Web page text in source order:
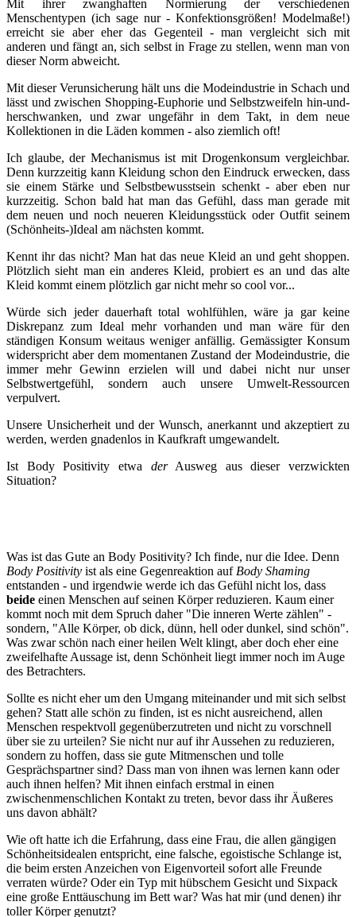
Mit ihrer zwanghaften Normierung der verschiedenen
Menschentypen (ich sage nur - Konfektionsgrößen! Modelmaße!)
erreicht sie aber eher das Gegenteil - man vergleicht sich mit
anderen und fängt an, sich selbst in Frage zu stellen, wenn man von
dieser Norm abweicht.
Mit dieser Verunsicherung hält uns die Modeindustrie in Schach und
lässt und zwischen Shopping-Euphorie und Selbstzweifeln hin-und-
herschwanken, und zwar ungefähr in dem Takt, in dem neue
Kollektionen in die Läden kommen - also ziemlich oft!
Ich glaube, der Mechanismus ist mit Drogenkonsum vergleichbar.
Denn kurzzeitig kann Kleidung schon den Eindruck erwecken, dass
sie einem Stärke und Selbstbewusstsein schenkt - aber eben nur
kurzzeitig. Schon bald hat man das Gefühl, dass man gerade mit
dem neuen und noch neueren Kleidungsstück oder Outfit seinem
(Schönheits-)Ideal am nächsten kommt.
Kennt ihr das nicht? Man hat das neue Kleid an und geht shoppen.
Plötzlich sieht man ein anderes Kleid, probiert es an und das alte
Kleid kommt einem plötzlich gar nicht mehr so cool vor...
Würde sich jeder dauerhaft total wohlfühlen, wäre ja gar keine
Diskrepanz zum Ideal mehr vorhanden und man wäre für den
ständigen Konsum weitaus weniger anfällig. Gemässigter Konsum
widerspricht aber dem momentanen Zustand der Modeindustrie, die
immer mehr Gewinn erzielen will und dabei nicht nur unser
Selbstwertgefühl, sondern auch unsere Umwelt-Ressourcen
verpulvert.
Unsere Unsicherheit und der Wunsch, anerkannt und akzeptiert zu
werden, werden gnadenlos in Kaufkraft umgewandelt.
Ist Body Positivity etwa derAusweg aus dieser verzwickten
Situation?
Was ist das Gute an Body Positivity? Ich finde, nur die Idee. Denn
Body Positivity ist als eine Gegenreaktion auf Body Shaming
entstanden - und irgendwie werde ich das Gefühl nicht los, dass
beide einen Menschen auf seinen Körper reduzieren. Kaum einer
kommt noch mit dem Spruch daher "Die inneren Werte zählen" -
sondern, "Alle Körper, ob dick, dünn, hell oder dunkel, sind schön".
Was zwar schön nach einer heilen Welt klingt, aber doch eher eine
zweifelhafte Aussage ist, denn Schönheit liegt immer noch im Auge
des Betrachters.
Sollte es nicht eher um den Umgang miteinander und mit sich selbst
gehen? Statt alle schön zu finden, ist es nicht ausreichend, allen
Menschen respektvoll gegenüberzutreten und nicht zu vorschnell
über sie zu urteilen? Sie nicht nur auf ihr Aussehen zu reduzieren,
sondern zu hoffen, dass sie gute Mitmenschen und tolle
Gesprächspartner sind? Dass man von ihnen was lernen kann oder
auch ihnen helfen? Mit ihnen einfach erstmal in einen
zwischenmenschlichen Kontakt zu treten, bevor dass ihr Äußeres
uns davon abhält?
Wie oft hatte ich die Erfahrung, dass eine Frau, die allen gängigen
Schönheitsidealen entspricht, eine falsche, egoistische Schlange ist,
die beim ersten Anzeichen von Eigenvorteil sofort alle Freunde
verraten würde? Oder ein Typ mit hübschem Gesicht und Sixpack
eine große Enttäuschung im Bett war? Was hat mir (und denen) ihr
toller Körper genutzt?